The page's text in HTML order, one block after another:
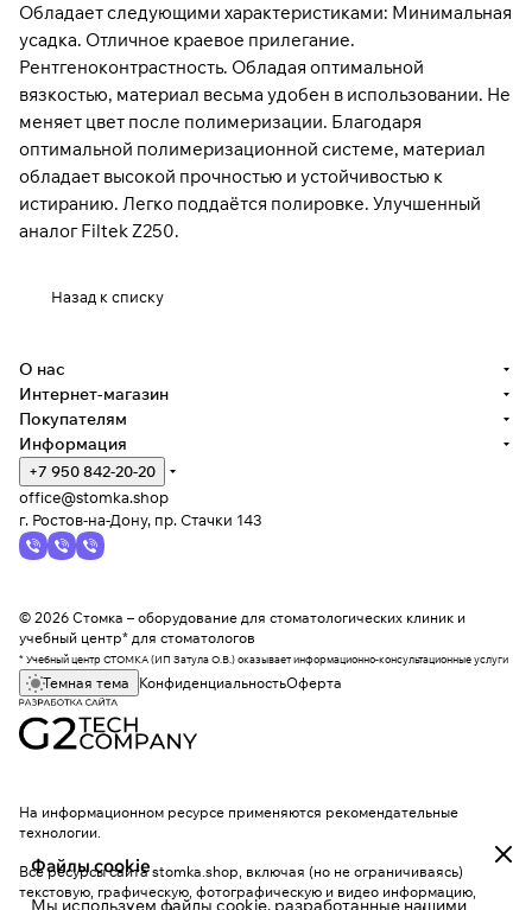
Обладает следующими характеристиками: Минимальная
усадка. Отличное краевое прилегание.
Рентгеноконтрастность. Обладая оптимальной
вязкостью, материал весьма удобен в использовании. Не
меняет цвет после полимеризации. Благодаря
оптимальной полимеризационной системе, материал
обладает высокой прочностью и устойчивостью к
истиранию. Легко поддаётся полировке. Улучшенный
аналог Filtek Z250.
Назад к списку
Файлы cookie
Мы используем файлы cookie, разработанные нашими
О нас
Интернет-магазин
Покупателям
Информация
+7 950 842-20-20
office@stomka.shop
г. Ростов-на-Дону, пр. Стачки 143
© 2026 Стомка – оборудование для стоматологических клиник и
учебный центр* для стоматологов
* Учебный центр СТОМКА (ИП Затула О.В.) оказывает информационно-консультационные услуги
Темная тема КонфиденциальностьОферта
На информационном ресурсе применяются рекомендательные
технологии.
Все ресурсы сайта stomka.shop, включая (но не ограничиваясь)
текстовую, графическую, фотографическую и видео информацию,